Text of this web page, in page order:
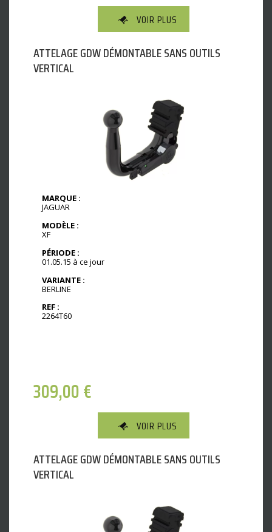
VOIR PLUS
ATTELAGE GDW DÉMONTABLE SANS OUTILS
VERTICAL
MARQUE :
JAGUAR
MODÈLE :
XF
PÉRIODE :
01.05.15 à ce jour
VARIANTE :
BERLINE
REF :
2264T60
309,00€
VOIR PLUS
ATTELAGE GDW DÉMONTABLE SANS OUTILS
VERTICAL